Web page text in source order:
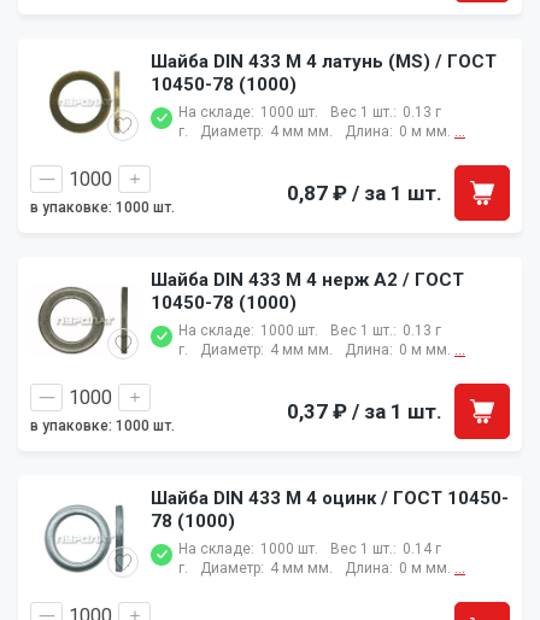
Шайба DIN 433 M 4 латунь (MS) / ГОСТ
10450-78 (1000)
На складе: 1000 шт. Вес 1 шт.: 0.13 г
г.
Диаметр: 4 мм мм. Длина: 0 м мм. ...
в упаковке: 1000 шт.
0,87 ₽ / за 1 шт.
Шайба DIN 433 M 4 нерж A2 / ГОСТ
10450-78 (1000)
На складе: 1000 шт. Вес 1 шт.: 0.13 г
г.
Диаметр: 4 мм мм. Длина: 0 м мм. ...
в упаковке: 1000 шт.
0,37 ₽ / за 1 шт.
Шайба DIN 433 M 4 оцинк / ГОСТ 10450-
78 (1000)
На складе: 1000 шт. Вес 1 шт.: 0.14 г
г.
Диаметр: 4 мм мм. Длина: 0 м мм. ...